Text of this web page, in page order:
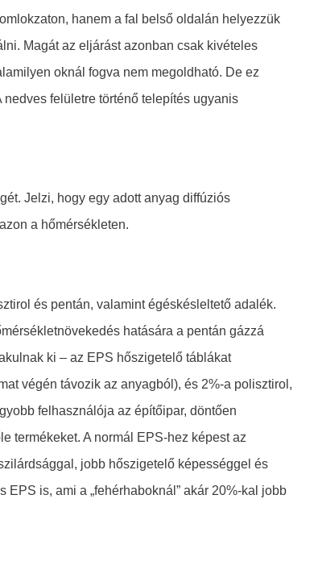
hanem a fal belső oldalán helyezzük
Magát az eljárást azonban csak kivételes
oknál fogva nem megoldható. De ez
felületre történő telepítés ugyanis
Jelzi, hogy egy adott anyag diffúziós
a hőmérsékleten.
és pentán, valamint égéskésleltető adalék.
hatására a pentán gázzá
ki – az EPS hőszigetelő táblákat
végén távozik az anyagból), és 2%-a polisztirol,
felhasználója az építőipar, döntően
termékeket. A normál EPS-hez képest az
jobb hőszigetelő képességgel és
is, ami a „fehérhaboknál” akár 20%-kal jobb